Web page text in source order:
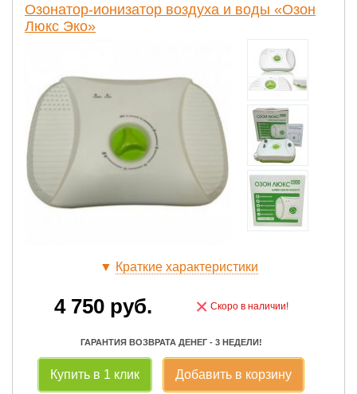
Озонатор-ионизатор воздуха и воды «Озон
Люкс Эко»
▼ Краткие характеристики
4 750 руб. × Скоро в наличии!
ГАРАНТИЯ ВОЗВРАТА ДЕНЕГ - 3 НЕДЕЛИ!
Купить в 1 клик Добавить в корзину